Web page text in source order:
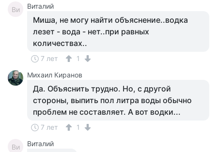
Ви Виталий
Миша, не могу найти объяснение..водка
лезет - вода - нет..при равных
количествах..
7 лет
1
Михаил Киранов
Да. Объяснить трудно. Но, с другой
стороны, выпить пол литра воды обычно
проблем не составляет. А вот водки...
7 лет 1
Ви Виталий